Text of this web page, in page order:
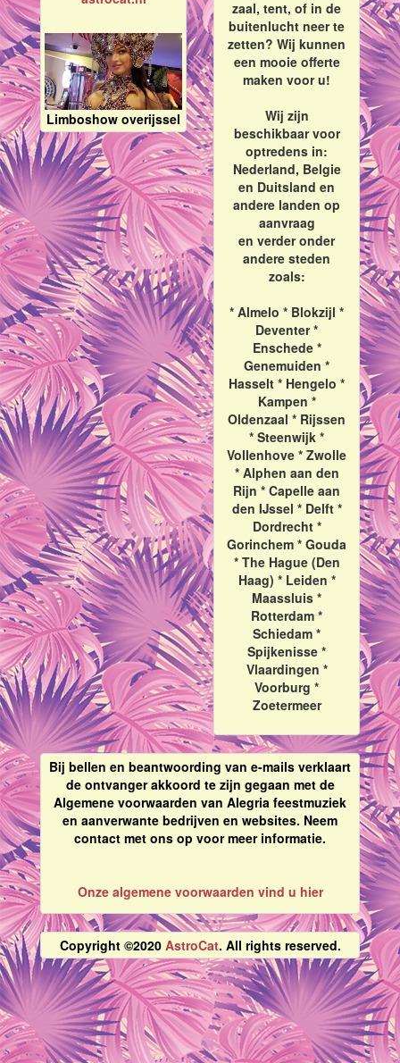
Limboshow overijssel
zaal, tent, of in de
buitenlucht neer te
zetten? Wij kunnen
een mooie offerte
maken voor u!
Wij zijn
beschikbaar voor
optredens in:
Nederland, Belgie
en Duitsland en
andere landen op
aanvraag
en verder onder
andere steden
zoals:
* Almelo * Blokzijl *
Deventer *
Enschede *
Genemuiden *
Hasselt * Hengelo *
Kampen *
Oldenzaal * Rijssen
* Steenwijk *
Vollenhove * Zwolle
* Alphen aan den
Rijn * Capelle aan
den IJssel * Delft *
Dordrecht *
Gorinchem * Gouda
* The Hague (Den
Haag) * Leiden *
Maassluis *
Rotterdam *
Schiedam *
Spijkenisse *
Vlaardingen *
Voorburg *
Zoetermeer
Bij bellen en beantwoording van e-mails verklaart
de ontvanger akkoord te zijn gegaan met de
Algemene voorwaarden van Alegria feestmuziek
en aanverwante bedrijven en websites. Neem
contact met ons op voor meer informatie.
Onze algemene voorwaarden vind u hier
Copyright ©2020 AstroCat. All rights reserved.